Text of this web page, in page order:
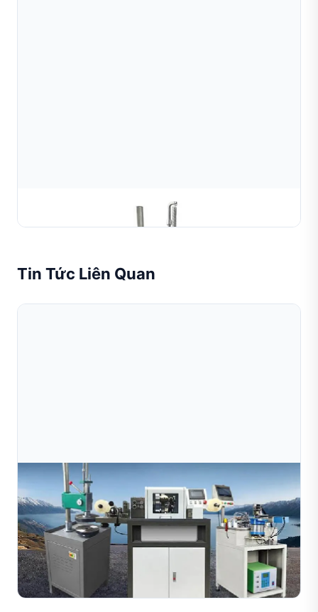
Tin Tức Liên Quan
Jul 09, 2026
Máy Cắt Dây Kim Loại Làm Trang Sức Hoạt Động
Như Thế Nào? Hướng Dẫn Đầy Đủ Dành
Tìm hiểu cách máy cắt dây kim loại sử dụng dụng cụ kim
cương để tạo ra các họa tiết trang trí trên dây kim loại.
Khám phá quy trình làm việc, những lợi ích chín...
Đọc toàn bộ bài viết